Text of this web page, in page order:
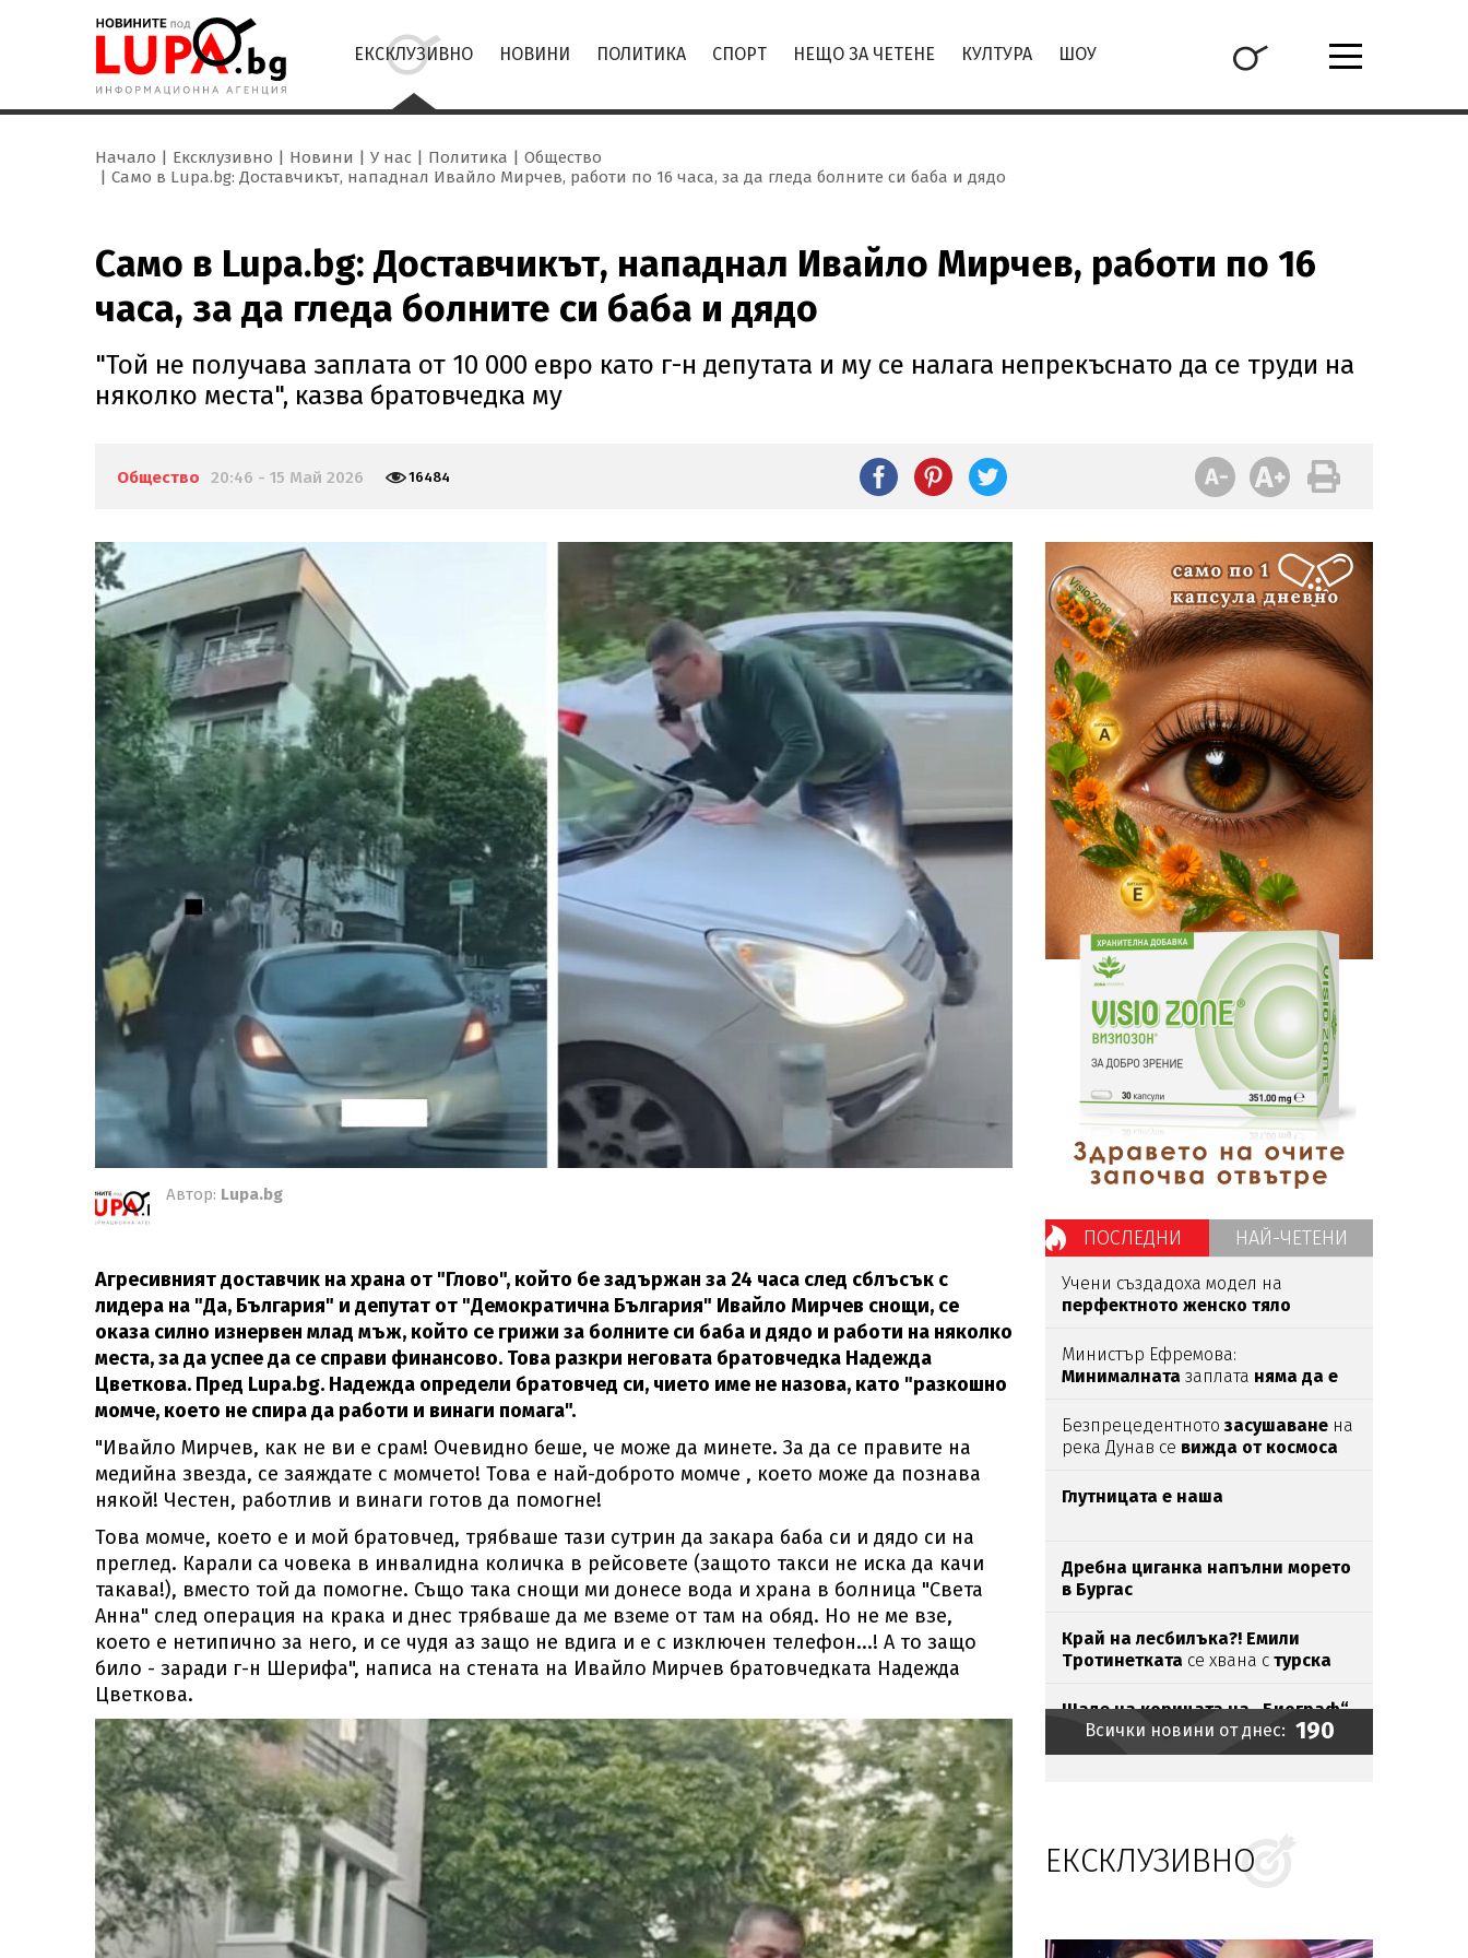
ЕКСКЛУЗИВНО НОВИНИ ПОЛИТИКА СПОРТ НЕЩО ЗА ЧЕТЕНЕ КУЛТУРА ШОУ
Начало Ексклузивно Новини У нас Политика
Общество
Само в Lupa.bg: Доставчикът, нападнал Ивайло Мирчев, работи по 16 часа, за да гледа болните си баба и дядо
Само в Lupa.bg: Доставчикът, нападнал Ивайло Мирчев, работи по 16
часа, за да гледа болните си баба и дядо
"Той не получава заплата от 10 000 евро като г-н депутата и му се налага непрекъснато да се труди на
няколко места", казва братовчедка му
Общество 20:46 - 15 Май 2026 16484
Автор: Lupa.bg
Агресивният доставчик на храна от "Глово", който бе задържан за 24 часа след сблъсък с
лидера на "Да, България" и депутат от "Демократична България" Ивайло Мирчев снощи, се
оказа силно изнервен млад мъж, който се грижи за болните си баба и дядо и работи на няколко
места, за да успее да се справи финансово. Това разкри неговата братовчедка Надежда
Цветкова. Пред Lupa.bg. Надежда определи братовчед си, чието име не назова, като "разкошно
момче, което не спира да работи и винаги помага".
"Ивайло Мирчев, как не ви е срам! Очевидно беше, че може да минете. За да се правите на
медийна звезда, се заяждате с момчето! Това е най-доброто момче , което може да познава
някой! Честен, работлив и винаги готов да помогне!
Това момче, което е и мой братовчед, трябваше тази сутрин да закара баба си и дядо си на
преглед. Карали са човека в инвалидна количка в рейсовете (защото такси не иска да качи
такава!), вместо той да помогне. Също така снощи ми донесе вода и храна в болница "Света
Анна" след операция на крака и днес трябваше да ме вземе от там на обяд. Но не ме взе,
което е нетипично за него, и се чудя аз защо не вдига и е с изключен телефон...! А то защо
било - заради г-н Шерифа", написа на стената на Ивайло Мирчев братовчедката Надежда
Цветкова.
ПОСЛЕДНИ НАЙ-ЧЕТЕНИ
Учени създадоха модел на
перфектното женско тяло
Министър Ефремова:
Минималната заплата няма да е
Безпрецедентнотозасушаване на
река Дунав се вижда от космоса
Глутницата е наша
Дребна циганка напълни морето
в Бургас
Край на лесбилъка?! Емили
Тротинетката се хвана с турска
Шаде на корицата на „Биограф“
Братът на Анджелина Джоли се
разведе и разкри, че е гей
първото си официално посещение
Всички новини от днес: 190
ЕКСКЛУЗИВНО